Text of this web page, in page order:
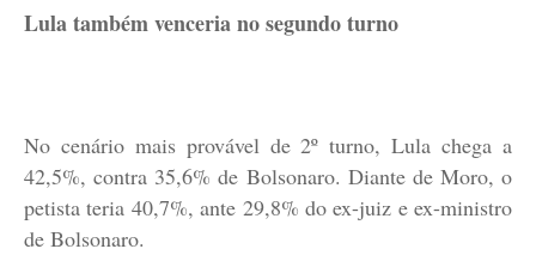
Lula também venceria no segundo turno
No cenário mais provável de 2º turno, Lula chega a
42,5%, contra 35,6% de Bolsonaro. Diante de Moro, o
petista teria 40,7%, ante 29,8% do ex-juiz e ex-ministro
de Bolsonaro.